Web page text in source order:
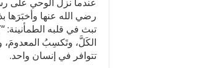
عندما نزل الوحي على
رضي الله عنها
تبث في قلبه الطمأنينة:
الكَلَّ، وتَكسِبُ
تتوافر في إنسان واحد.